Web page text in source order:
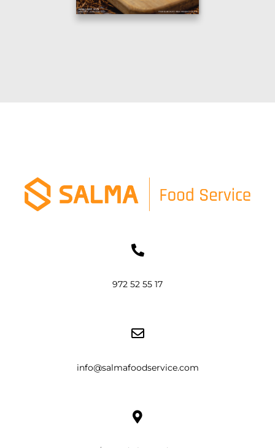
972 52 55 17
info@salmafoodservice.com